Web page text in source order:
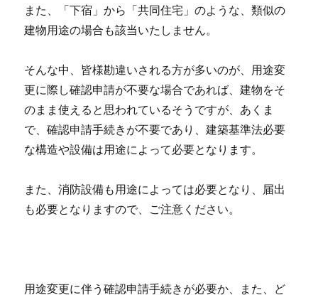
また、「下宿」から「共同住宅」のような、類似の
建物用途の場合も該当いたしません。
そんな中、皆様勘違いされる方が多いのが、用途変
更に際し確認申請が不要な場合であれば、建物をそ
のまま使えると思われているそうですが、あくま
で、確認申請手続きが不要であり、建築基準法必要
な構造や設備は用途によって必要となります。
また、消防設備も用途によっては必要となり、届出
も必要となりますので、ご注意ください。
用途変更に伴う確認申請手続きが必要か、また、ど